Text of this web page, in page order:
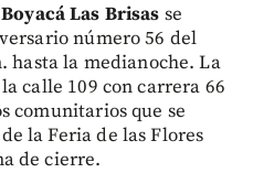
Las Brisas se
número 56 del
hasta la medianoche. La
calle 109 con carrera 66
comunitarios que se
la Feria de las Flores
de cierre.